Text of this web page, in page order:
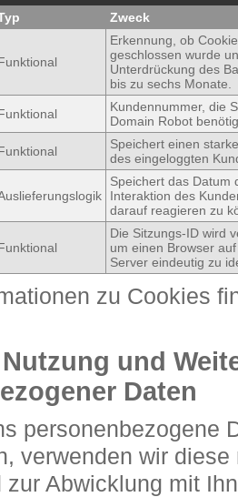
Zweck
Erkennung, ob
geschlossen wurde
Unterdrückung des
bis zu sechs Monate.
Kundennummer, die
Domain Robot
Speichert einen
des eingeloggten
Speichert das Datum
Interaktion des
darauf reagieren zu
Die Sitzungs-ID wird
um einen Browser
Server eindeutig zu
zu Cookies
und
Daten
personenbezogene
verwenden wir
zur Abwicklung mit